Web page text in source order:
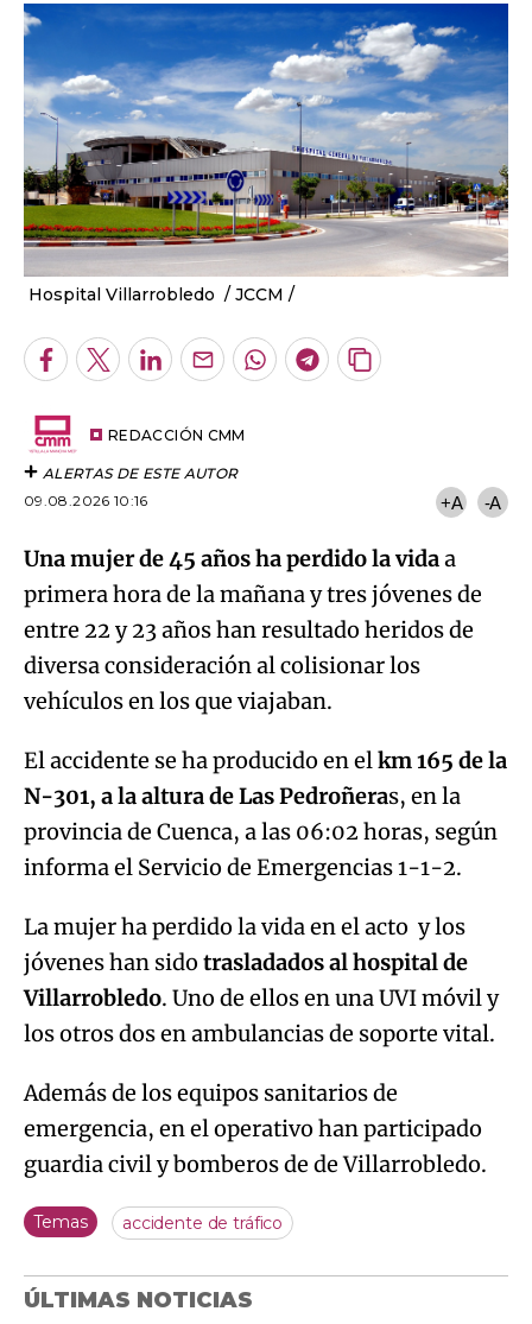
Hospital Villarrobledo JCCM /
Facebook
TwitterLinkedInEnviarWhatsapp
Telegram
Copiar
REDACCIÓN CMM
ALERTAS DE ESTE AUTOR
09.08.2026 10:16
+A -A
Una mujer de 45 años ha perdido la vidaa
primera hora de la mañana y tres jóvenes de
entre 22 y 23 años han resultado heridos de
diversa consideración al colisionar los
vehículos en los que viajaban.
El accidente se ha producido en elkm 165 de la
N-301, a la altura de Las Pedroñeras, en la
provincia de Cuenca, a las 06:02 horas, según
informa el Servicio de Emergencias 1-1-2.
La mujer ha perdido la vida en el acto y los
jóvenes han sido trasladados al hospital de
Villarrobledo. Uno de ellos en una UVI móvil y
los otros dos en ambulancias de soporte vital.
Además de los equipos sanitarios de
emergencia, en el operativo han participado
guardia civil y bomberos de de Villarrobledo.
Temas accidente de tráfico
ÚLTIMAS NOTICIAS